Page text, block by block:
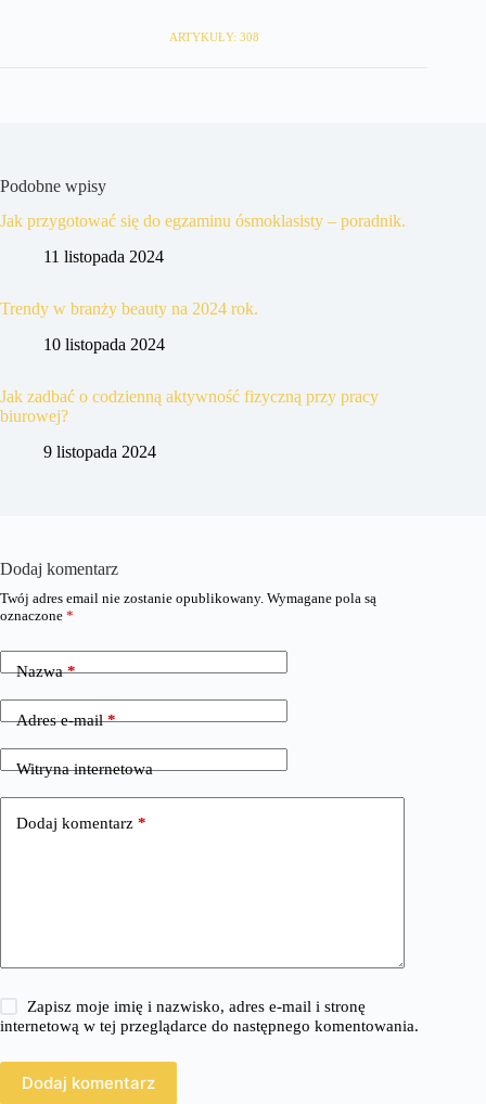
ARTYKUŁY: 308
Podobne wpisy
Jak przygotować się do egzaminu ósmoklasisty – poradnik.
11 listopada 2024
Trendy w branży beauty na 2024 rok.
10 listopada 2024
Jak zadbać o codzienną aktywność fizyczną przy pracy
biurowej?
9 listopada 2024
Dodaj komentarz
Twój adres email nie zostanie opublikowany. Wymagane pola są
oznaczone *
Nazwa*
Adres e-mail*
Witryna internetowa
Dodaj komentarz *
Zapisz moje imię i nazwisko, adres e-mail i stronę
internetową w tej przeglądarce do następnego komentowania.
Dodaj komentarz